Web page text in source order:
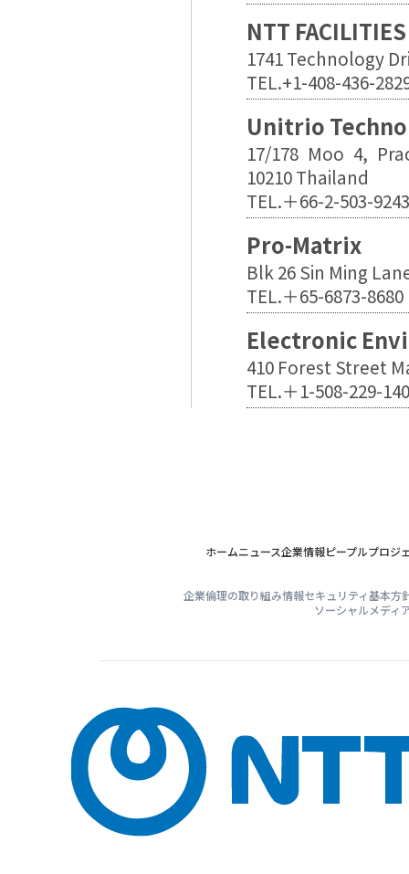
NTT
1741 Technology
TEL.+1-408-436-
Unitrio
17/178 Moo 4,
10210 Thailand
TEL.＋66-2-503-9243
Pro-Matrix
Blk 26 Sin Ming
TEL.＋65-6873-8680
Electronic
410 Forest Street
TEL.＋1-508-229-
ホームニュース企業情報ピープルプロジ
企業倫理の取り組み情報セキュリティ基本方
ソーシャルメディ